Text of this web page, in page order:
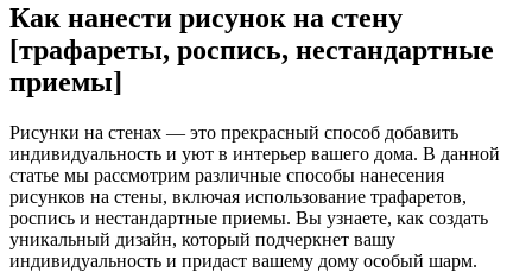
Как нанести рисунок на стену
[трафареты, роспись, нестандартные
приемы]
Рисунки на стенах — это прекрасный способ добавить
индивидуальность и уют в интерьер вашего дома. В данной
статье мы рассмотрим различные способы нанесения
рисунков на стены, включая использование трафаретов,
роспись и нестандартные приемы. Вы узнаете, как создать
уникальный дизайн, который подчеркнет вашу
индивидуальность и придаст вашему дому особый шарм.